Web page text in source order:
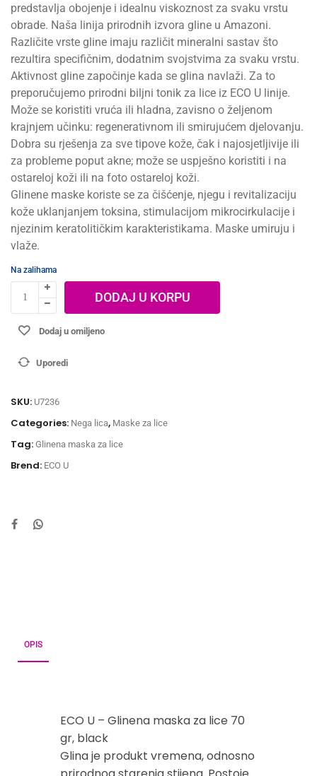
predstavlja obojenje i idealnu viskoznost za svaku vrstu
obrade. Naša linija prirodnih izvora gline u Amazoni.
Različite vrste gline imaju različit mineralni sastav što
rezultira specifičnim, dodatnim svojstvima za svaku vrstu.
Aktivnost gline započinje kada se glina navlaži. Za to
preporučujemo prirodni biljni tonik za lice iz ECO U linije.
Može se koristiti vruća ili hladna, zavisno o željenom
krajnjem učinku: regenerativnom ili smirujućem djelovanju.
Dobra su rješenja za sve tipove kože, čak i najosjetljivije ili
za probleme poput akne; može se uspješno koristiti i na
ostareloj koži ili na foto ostareloj koži.
Glinene maske koriste se za čišćenje, njegu i revitalizaciju
kože uklanjanjem toksina, stimulacijom mikrocirkulacije i
njezinim keratolitičkim karakteristikama. Maske umiruju i
vlaže.
Na zalihama
DODAJ U KORPU
Dodaj u omiljeno
Uporedi
SKU: U7236
Categories: Nega lica, Maske za lice
Tag: Glinena maska za lice
Brend: ECO U
OPIS
ECO U – Glinena maska za lice 70
gr, black
Glina je produkt vremena, odnosno